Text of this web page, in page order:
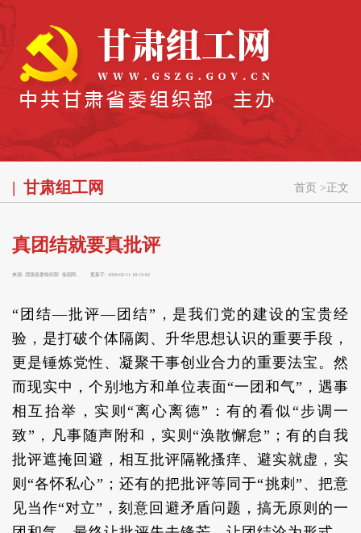
甘肃组工网 首页 > 正文
真团结就要真批评
来源: 渭源县委组织部 徐国民 更新于: 2026-02-11 18:15:02
“团结—批评—团结”，是我们党的建设的宝贵经
验，是打破个体隔阂、升华思想认识的重要手段，
更是锤炼党性、凝聚干事创业合力的重要法宝。然
而现实中，个别地方和单位表面“一团和气”，遇事
相互抬举，实则“离心离德”：有的看似“步调一
致”，凡事随声附和，实则“涣散懈怠”；有的自我
批评遮掩回避，相互批评隔靴搔痒、避实就虚，实
则“各怀私心”；还有的把批评等同于“挑刺”、把意
见当作“对立”，刻意回避矛盾问题，搞无原则的一